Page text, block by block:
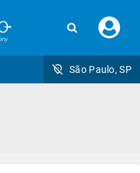
seu
São Paulo, SP